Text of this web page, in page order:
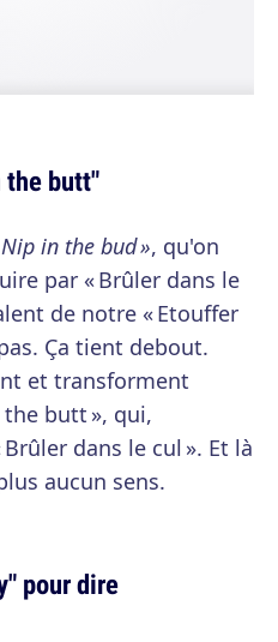
the butt"
Nip in the bud », qu'on
par « Brûler dans le
de notre « Etouffer
Ça tient debout.
et transforment
butt », qui,
dans le cul ». Et là
aucun sens.
pour dire